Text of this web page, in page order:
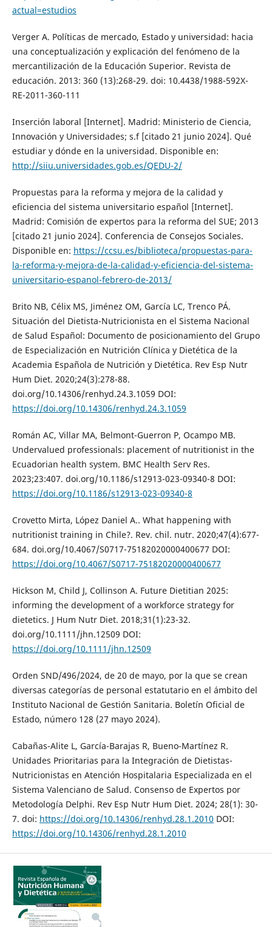
actual=estudios
Verger A. Políticas de mercado, Estado y universidad: hacia
una conceptualización y explicación del fenómeno de la
mercantilización de la Educación Superior. Revista de
educación. 2013: 360 (13):268-29. doi: 10.4438/1988-592X-
RE-2011-360-111
Inserción laboral [Internet]. Madrid: Ministerio de Ciencia,
Innovación y Universidades; s.f [citado 21 junio 2024]. Qué
estudiar y dónde en la universidad. Disponible en:
http://siiu.universidades.gob.es/QEDU-2/
Propuestas para la reforma y mejora de la calidad y
eficiencia del sistema universitario español [Internet].
Madrid: Comisión de expertos para la reforma del SUE; 2013
[citado 21 junio 2024]. Conferencia de Consejos Sociales.
Disponible en: https://ccsu.es/biblioteca/propuestas-para-
la-reforma-y-mejora-de-la-calidad-y-eficiencia-del-sistema-
universitario-espanol-febrero-de-2013/
Brito NB, Célix MS, Jiménez OM, García LC, Trenco PÁ.
Situación del Dietista-Nutricionista en el Sistema Nacional
de Salud Español: Documento de posicionamiento del Grupo
de Especialización en Nutrición Clínica y Dietética de la
Academia Española de Nutrición y Dietética. Rev Esp Nutr
Hum Diet. 2020;24(3):278-88.
doi.org/10.14306/renhyd.24.3.1059 DOI:
https://doi.org/10.14306/renhyd.24.3.1059
Román AC, Villar MA, Belmont-Guerron P, Ocampo MB.
Undervalued professionals: placement of nutritionist in the
Ecuadorian health system. BMC Health Serv Res.
2023;23:407. doi.org/10.1186/s12913-023-09340-8 DOI:
https://doi.org/10.1186/s12913-023-09340-8
Crovetto Mirta, López Daniel A.. What happening with
nutritionist training in Chile?. Rev. chil. nutr. 2020;47(4):677-
684. doi.org/10.4067/S0717-75182020000400677 DOI:
https://doi.org/10.4067/S0717-75182020000400677
Hickson M, Child J, Collinson A. Future Dietitian 2025:
informing the development of a workforce strategy for
dietetics. J Hum Nutr Diet. 2018;31(1):23-32.
doi.org/10.1111/jhn.12509 DOI:
https://doi.org/10.1111/jhn.12509
Orden SND/496/2024, de 20 de mayo, por la que se crean
diversas categorías de personal estatutario en el ámbito del
Instituto Nacional de Gestión Sanitaria. Boletín Oficial de
Estado, número 128 (27 mayo 2024).
Cabañas-Alite L, García-Barajas R, Bueno-Martínez R.
Unidades Prioritarias para la Integración de Dietistas-
Nutricionistas en Atención Hospitalaria Especializada en el
Sistema Valenciano de Salud. Consenso de Expertos por
Metodología Delphi. Rev Esp Nutr Hum Diet. 2024; 28(1): 30-
7. doi: https://doi.org/10.14306/renhyd.28.1.2010 DOI:
https://doi.org/10.14306/renhyd.28.1.2010